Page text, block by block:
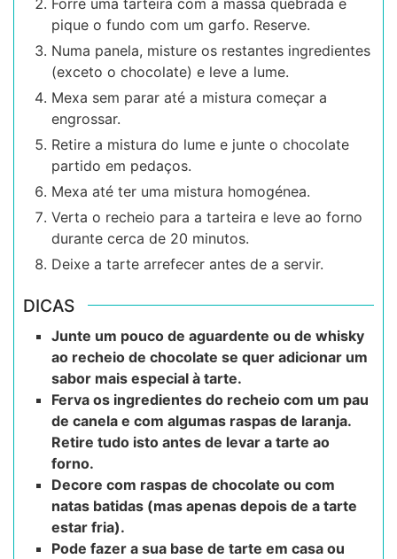
pique o fundo com um garfo. Reserve.
Numa panela, misture os restantes ingredientes
(exceto o chocolate) e leve a lume.
Mexa sem parar até a mistura começar a
engrossar.
Retire a mistura do lume e junte o chocolate
partido em pedaços.
Mexa até ter uma mistura homogénea.
Verta o recheio para a tarteira e leve ao forno
durante cerca de 20 minutos.
Deixe a tarte arrefecer antes de a servir.
DICAS
Junte um pouco de aguardente ou de whisky
ao recheio de chocolate se quer adicionar um
sabor mais especial à tarte.
Ferva os ingredientes do recheio com um pau
de canela e com algumas raspas de laranja.
Retire tudo isto antes de levar a tarte ao
forno.
Decore com raspas de chocolate ou com
natas batidas (mas apenas depois de a tarte
estar fria).
Pode fazer a sua base de tarte em casa ou